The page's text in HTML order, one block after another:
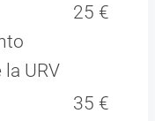
URV
25 €
35 €